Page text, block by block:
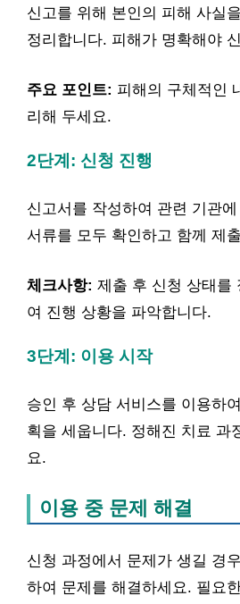
신고를 위해 본인의 피해 사실
정리합니다. 피해가 명확해야
주요 포인트: 피해의 구체적인
리해 두세요.
2단계: 신청 진행
신고서를 작성하여 관련 기관
서류를 모두 확인하고 함께 제
체크사항: 제출 후 신청 상태를
여 진행 상황을 파악합니다.
3단계: 이용 시작
승인 후 상담 서비스를 이용하
획을 세웁니다. 정해진 치료 과
요.
이용 중 문제 해결
신청 과정에서 문제가 생길 경
하여 문제를 해결하세요. 필요